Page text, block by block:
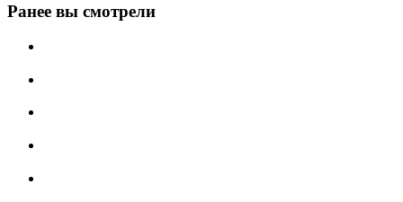
Ранее вы смотрели